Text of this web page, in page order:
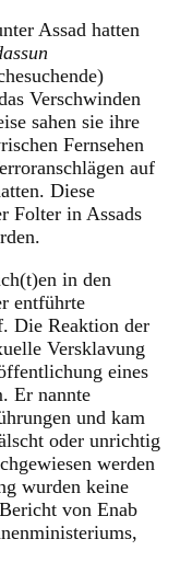
Assad hatten
Verschwinden
sahen sie ihre
Fernsehen
auf
Diese
Folter in Assads
in den
entführte
Die Reaktion der
Versklavung
eines
Er nannte
und kam
oder unrichtig
werden
wurden keine
von Enab